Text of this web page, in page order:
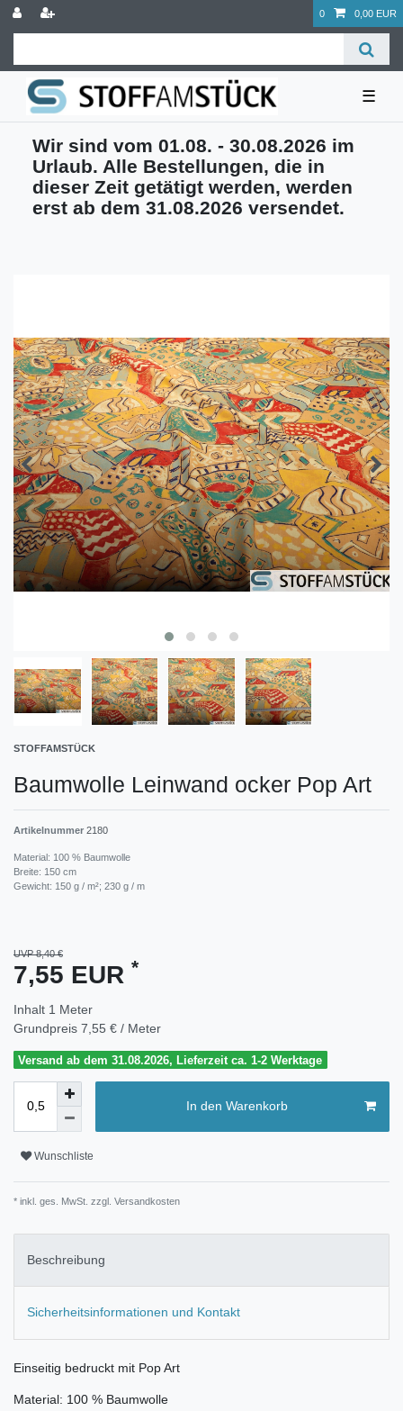
0 0,00 EUR
☰
Wir sind vom 01.08. - 30.08.2026 im
Urlaub. Alle Bestellungen, die in
dieser Zeit getätigt werden, werden
erst ab dem 31.08.2026 versendet.
STOFFAMSTÜCK
Baumwolle Leinwand ocker Pop Art
Artikelnummer 2180
Material: 100 % Baumwolle
Breite: 150 cm
Gewicht: 150 g / m²; 230 g / m
UVP 8,40 €
7,55 EUR *
Inhalt 1 Meter
Grundpreis 7,55 € / Meter
Versand ab dem 31.08.2026, Lieferzeit ca. 1-2 Werktage
In den Warenkorb
Wunschliste
* inkl. ges. MwSt. zzgl. Versandkosten
Beschreibung
Sicherheitsinformationen und Kontakt
Einseitig bedruckt mit Pop Art
Material: 100 % Baumwolle